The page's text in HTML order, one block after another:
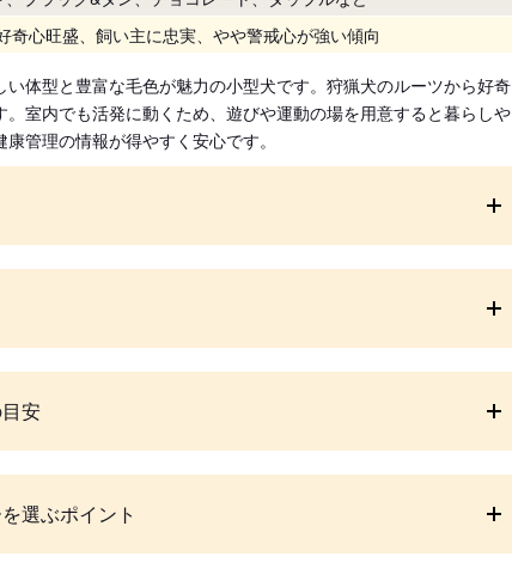
奇心旺盛、飼い主に忠実、やや警戒心が強い傾向
体型と豊富な毛色が魅力の小型犬です。狩猟犬のルーツから好奇
室内でも活発に動くため、遊びや運動の場を用意すると暮らしや
管理の情報が得やすく安心です。
安
選ぶポイント